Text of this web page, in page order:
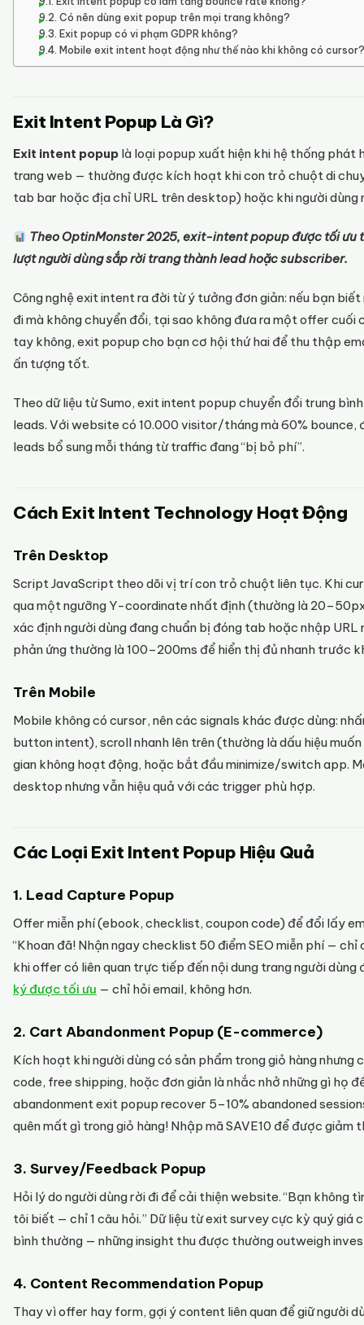
Có nên dùng exit popup trên mọi trang không?
Exit popup có vi phạm GDPR không?
Mobile exit intent hoạt động như thế nào khi không có cursor?
Exit Intent Popup Là Gì?
Exit intent popup là loại popup xuất hiện khi hệ thống phát
trang web — thường được kích hoạt khi con trỏ chuột di
tab bar hoặc địa chỉ URL trên desktop) hoặc khi người dùng
Theo OptinMonster 2025, exit-intent popup được tối ưu
lượt người dùng sắp rời trang thành lead hoặc subscriber.
Công nghệ exit intent ra đời từ ý tưởng đơn giản: nếu bạn
đi mà không chuyển đổi, tại sao không đưa ra một offer cuối
tay không, exit popup cho bạn cơ hội thứ hai để thu thập
ấn tượng tốt.
Theo dữ liệu từ Sumo, exit intent popup chuyển đổi trung
leads. Với website có 10.000 visitor/tháng mà 60% bounce,
leads bổ sung mỗi tháng từ traffic đang “bị bỏ phí”.
Cách Exit Intent Technology Hoạt Động
Trên Desktop
Script JavaScript theo dõi vị trí con trỏ chuột liên tục. Khi
qua một ngưỡng Y-coordinate nhất định (thường là
xác định người dùng đang chuẩn bị đóng tab hoặc nhập
phản ứng thường là 100–200ms để hiển thị đủ nhanh trước
Trên Mobile
Mobile không có cursor, nên các signals khác được dùng:
button intent), scroll nhanh lên trên (thường là dấu hiệu
gian không hoạt động, hoặc bắt đầu minimize/switch app.
desktop nhưng vẫn hiệu quả với các trigger phù hợp.
Các Loại Exit Intent Popup Hiệu Quả
1. Lead Capture Popup
Offer miễn phí (ebook, checklist, coupon code) để đổi lấy
“Khoan đã! Nhận ngay checklist 50 điểm SEO miễn phí — chỉ
khi offer có liên quan trực tiếp đến nội dung trang người
ký được tối ưu — chỉ hỏi email, không hơn.
2. Cart Abandonment Popup (E-commerce)
Kích hoạt khi người dùng có sản phẩm trong giỏ hàng
code, free shipping, hoặc đơn giản là nhắc nhở những gì họ
abandonment exit popup recover 5–10% abandoned
quên mất gì trong giỏ hàng! Nhập mã SAVE10 để được giảm
3. Survey/Feedback Popup
Hỏi lý do người dùng rời đi để cải thiện website. “Bạn không
tôi biết — chỉ 1 câu hỏi.” Dữ liệu từ exit survey cực kỳ quý giá
bình thường — những insight thu được thường outweigh
4. Content Recommendation Popup
Thay vì offer hay form, gợi ý content liên quan để giữ người